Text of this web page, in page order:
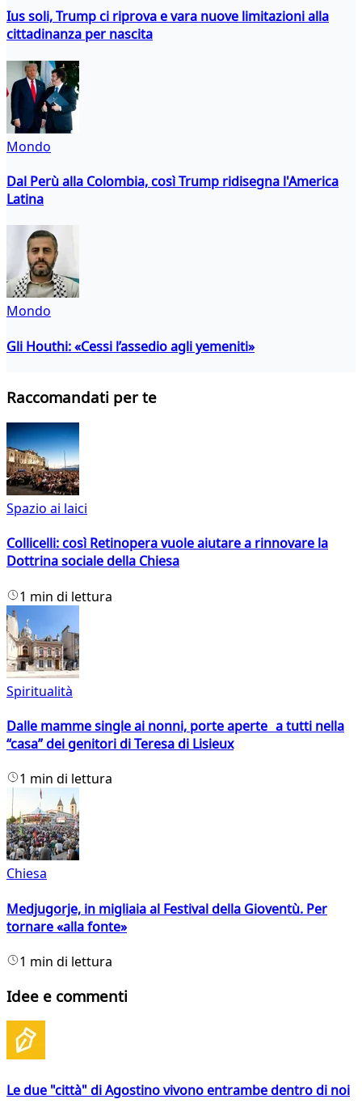
Ius soli, Trump ci riprova e vara nuove limitazioni alla
cittadinanza per nascita
Mondo
Dal Perù alla Colombia, così Trump ridisegna l'America
Latina
Mondo
Gli Houthi: «Cessi l’assedio agli yemeniti»
Raccomandati per te
Spazio ai laici
Collicelli: così Retinopera vuole aiutare a rinnovare la
Dottrina sociale della Chiesa
1 min di lettura
Spiritualità
Dalle mamme single ai nonni, porte aperte a tutti nella
“casa” dei genitori di Teresa di Lisieux
1 min di lettura
Chiesa
Medjugorje, in migliaia al Festival della Gioventù. Per
tornare «alla fonte»
1 min di lettura
Idee e commenti
Le due "città" di Agostino vivono entrambe dentro di noi